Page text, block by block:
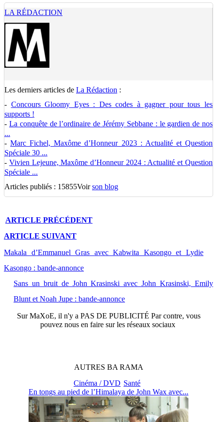
LA RÉDACTION
Les derniers articles de La Rédaction :
- Concours Gloomy Eyes : Des codes à gagner pour tous les
supports !
- La conquête de l’ordinaire de Jérémy Sebbane : le gardien de nos
...
-Marc Fichel, Maxôme d’Honneur 2023 : Actualité et Question
Spéciale 30 ...
- Vivien Lejeune, Maxôme d’Honneur 2024 : Actualité et Question
Spéciale ...
Articles publiés : 15855Voirson blog
ARTICLE PRÉCÉDENT
ARTICLE SUIVANT
Makala d’Emmanuel Gras avec Kabwita Kasongo et Lydie
Kasongo : bande-annonce
Sans un bruit de John Krasinski avec John Krasinski, Emily
Blunt et Noah Jupe : bande-annonce
SurMaXoE, il n'y a PAS DE PUBLICITÉ Par contre, vous
pouvez nous en faire sur les réseaux sociaux
AUTRES BA RAMA
Cinéma / DVD Santé
En tongs au pied de l’Himalaya de John Wax avec...